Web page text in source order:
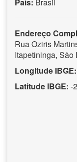
Endereço
Rua Oziris
Itapetininga,
Longitude IBGE:
Latitude IBGE: -